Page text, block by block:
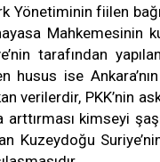
Yönetiminin fiilen
Mahkemesinin
tarafından yapılan
ise Ankara’nın
verilerdir, PKK’nin
kimseyi
Kuzeydoğu